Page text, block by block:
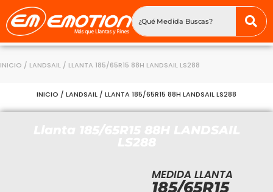
INICIO / LANDSAIL / LLANTA 185/65R15 88H LANDSAIL LS288
INICIO / LANDSAIL / LLANTA 185/65R15 88H LANDSAIL LS288
MEDIDA LLANTA
185/65R15